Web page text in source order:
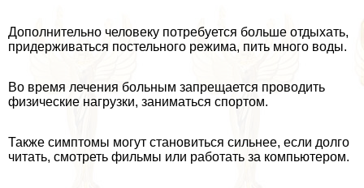
Дополнительно человеку потребуется больше отдыхать,
придерживаться постельного режима, пить много воды.
Во время лечения больным запрещается проводить
физические нагрузки, заниматься спортом.
Также симптомы могут становиться сильнее, если долго
читать, смотреть фильмы или работать за компьютером.